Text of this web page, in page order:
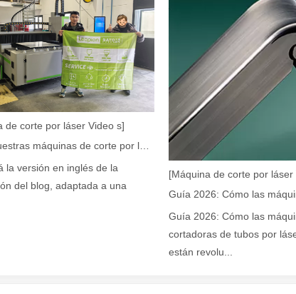
manufacturera en rápido desarrollo. Puede procesar
de corte por láser Video s]
la versión en inglés de la
del blog, adaptada a una
[Máquina de corte por láser
Guía 2026: Cómo las
cortadoras de tubos por
están revolu...